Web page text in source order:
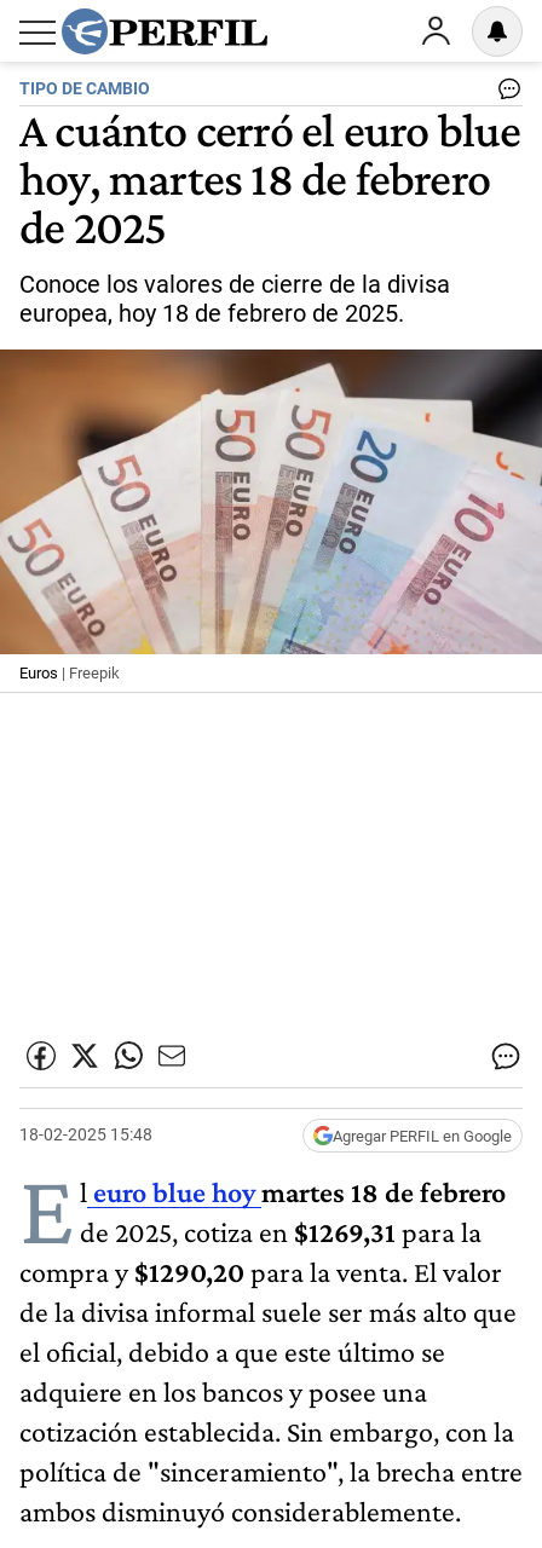
TIPO DE CAMBIO
A cuánto cerró el euro blue
hoy, martes 18 de febrero
de 2025
Conoce los valores de cierre de la divisa
europea, hoy 18 de febrero de 2025.
Euros | Freepik
18-02-2025 15:48 Agregar PERFIL en Google
E l euro blue hoymartes 18 de febrero
de 2025, cotiza en $1269,31 para la
compra y$1290,20 para la venta. El valor
de la divisa informal suele ser más alto que
el oficial, debido a que este último se
adquiere en los bancos y posee una
cotización establecida. Sin embargo, con la
política de "sinceramiento", la brecha entre
ambos disminuyó considerablemente.